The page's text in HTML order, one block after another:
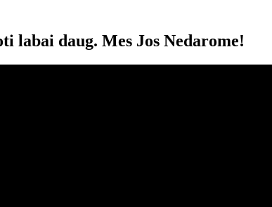
labai daug. Mes Jos Nedarome!